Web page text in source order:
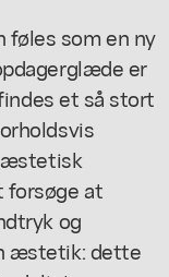
føles som en ny
er
et så stort
æstetisk
forsøge at
og
æstetik: dette